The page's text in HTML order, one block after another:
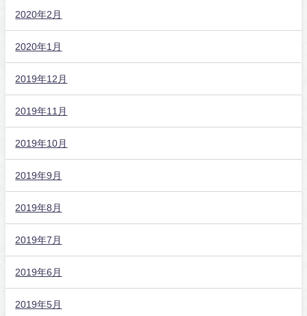
2020年2月
2020年1月
2019年12月
2019年11月
2019年10月
2019年9月
2019年8月
2019年7月
2019年6月
2019年5月